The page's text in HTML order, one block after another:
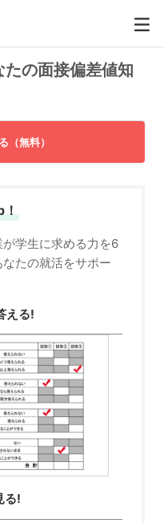
たの面接偏差値知
（無料）
！
が学生に求める力を6
たの就活をサポー
える!
る!